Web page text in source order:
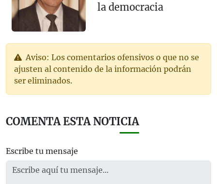
la democracia
Aviso: Los comentarios ofensivos o que no se
ajusten al contenido de la información podrán
ser eliminados.
COMENTA ESTA NOTICIA
Escribe tu mensaje